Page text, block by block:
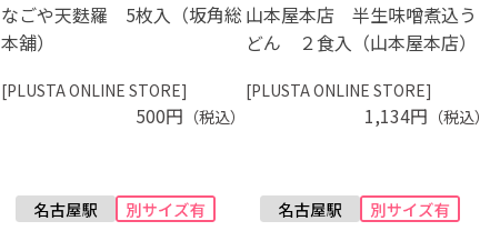
なごや天麩羅 5枚入（坂角総
本舖）
[PLUSTA ONLINE STORE]
500円 （税込）
山本屋本店 半生味噌煮込う
どん ２食入（山本屋本店）
[PLUSTA ONLINE STORE]
1,134円 （税込）